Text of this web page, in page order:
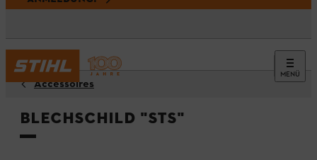
MENÜ
Accessoires
Blechschild "STS"